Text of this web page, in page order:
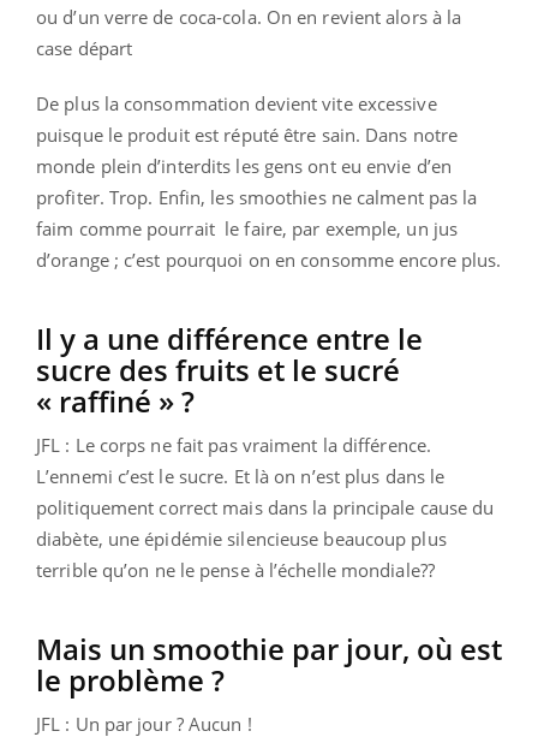
ou d’un verre de coca-cola. On en revient alors à la
case départ
De plus la consommation devient vite excessive
puisque le produit est réputé être sain. Dans notre
monde plein d’interdits les gens ont eu envie d’en
profiter. Trop. Enfin, les smoothies ne calment pas la
faim comme pourrait le faire, par exemple, un jus
d’orange ; c’est pourquoi on en consomme encore plus.
Il y a une différence entre le
sucre des fruits et le sucré
« raffiné » ?
JFL : Le corps ne fait pas vraiment la différence.
L’ennemi c’est le sucre. Et là on n’est plus dans le
politiquement correct mais dans la principale cause du
diabète, une épidémie silencieuse beaucoup plus
terrible qu’on ne le pense à l’échelle mondiale??
Mais un smoothie par jour, où est
le problème ?
JFL : Un par jour ? Aucun !